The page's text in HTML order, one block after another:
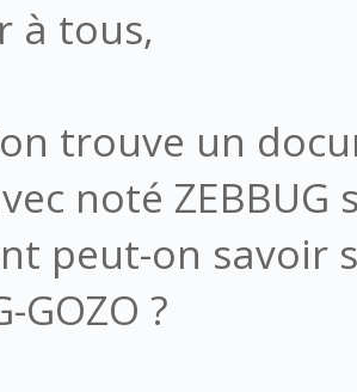
à tous,
trouve un
noté
peut-on savoir
GOZO ?